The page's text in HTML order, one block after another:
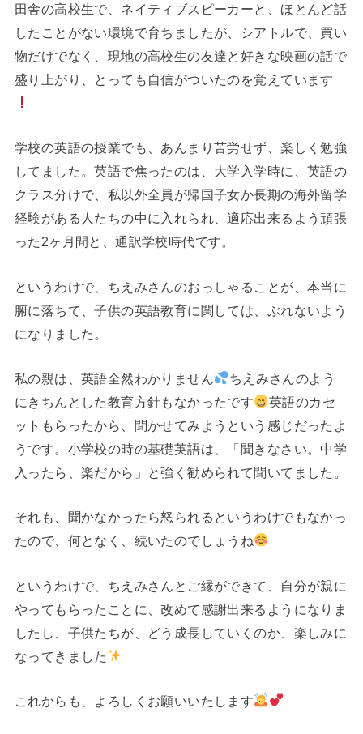
田舎の高校生で、ネイティブスピーカーと、ほとんど話
したことがない環境で育ちましたが、シアトルで、買い
物だけでなく、現地の高校生の友達と好きな映画の話で
盛り上がり、とっても自信がついたのを覚えています
学校の英語の授業でも、あんまり苦労せず、楽しく勉強
してました。英語で焦ったのは、大学入学時に、英語の
クラス分けで、私以外全員が帰国子女か長期の海外留学
経験がある人たちの中に入れられ、適応出来るよう頑張
った2ヶ月間と、通訳学校時代です。
というわけで、ちえみさんのおっしゃることが、本当に
腑に落ちて、子供の英語教育に関しては、ぶれないよう
になりました。
私の親は、英語全然わかりません
ちえみさんのよう
にきちんとした教育方針もなかったです
英語のカセ
ットもらったから、聞かせてみようという感じだったよ
うです。小学校の時の基礎英語は、「聞きなさい。中学
入ったら、楽だから」と強く勧められて聞いてました。
それも、聞かなかったら怒られるというわけでもなかっ
たので、何となく、続いたのでしょうね
というわけで、ちえみさんとご縁ができて、自分が親に
やってもらったことに、改めて感謝出来るようになりま
したし、子供たちが、どう成長していくのか、楽しみに
なってきました
これからも、よろしくお願いいたします